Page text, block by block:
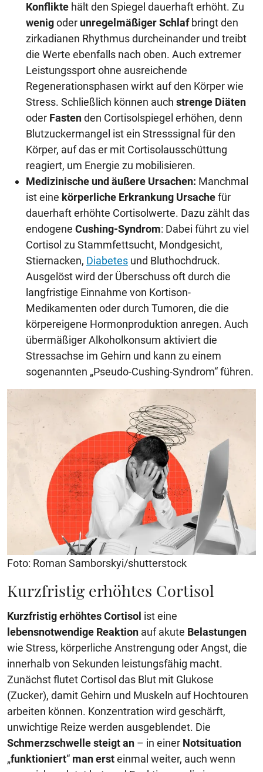
Konflikte hält den Spiegel dauerhaft erhöht. Zu
wenigoder unregelmäßiger Schlafbringt den
zirkadianen Rhythmus durcheinander und treibt
die Werte ebenfalls nach oben. Auch extremer
Leistungssport ohne ausreichende
Regenerationsphasen wirkt auf den Körper wie
Stress. Schließlich können auch strenge Diäten
oder Fastenden Cortisolspiegel erhöhen, denn
Blutzuckermangel ist ein Stresssignal für den
Körper, auf das er mit Cortisolausschüttung
reagiert, um Energie zu mobilisieren.
Medizinische und äußere Ursachen: Manchmal
ist eine körperliche Erkrankung Ursachefür
dauerhaft erhöhte Cortisolwerte. Dazu zählt das
endogene Cushing-Syndrom: Dabei führt zu viel
Cortisol zu Stammfettsucht, Mondgesicht,
Stiernacken, Diabetes und Bluthochdruck.
Ausgelöst wird der Überschuss oft durch die
langfristige Einnahme von Kortison-
Medikamenten oder durch Tumoren, die die
körpereigene Hormonproduktion anregen. Auch
übermäßiger Alkoholkonsum aktiviert die
Stressachse im Gehirn und kann zu einem
sogenannten „Pseudo-Cushing-Syndrom“ führen.
Foto: Roman Samborskyi/shutterstock
Kurzfristig erhöhtes Cortisol
Kurzfristig erhöhtes Cortisol ist eine
lebensnotwendige Reaktion auf akute Belastungen
wie Stress, körperliche Anstrengung oder Angst, die
innerhalb von Sekunden leistungsfähig macht.
Zunächst flutet Cortisol das Blut mit Glukose
(Zucker), damit Gehirn und Muskeln auf Hochtouren
arbeiten können. Konzentration wird geschärft,
unwichtige Reize werden ausgeblendet. Die
Schmerzschwelle steigt an – in einer Notsituation
„funktioniert“ man ersteinmal weiter, auch wenn